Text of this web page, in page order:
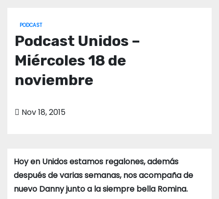
PODCAST
Podcast Unidos –
Miércoles 18 de
noviembre
Nov 18, 2015
Hoy en Unidos estamos regalones, además
después de varias semanas, nos acompaña de
nuevo Danny junto a la siempre bella Romina.